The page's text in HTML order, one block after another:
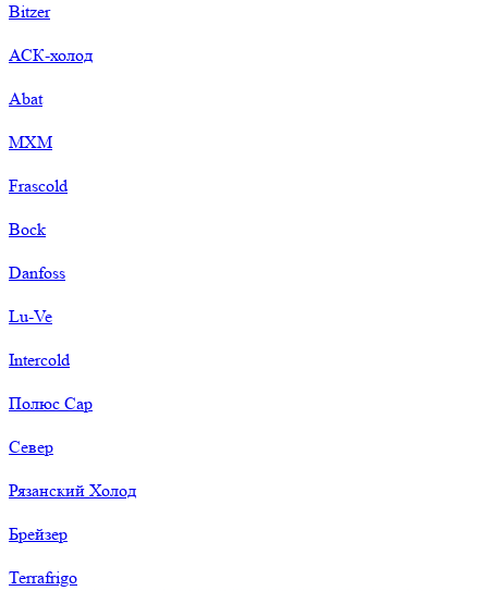
Bitzer
АСК-холод
Abat
МХМ
Frascold
Bock
Danfoss
Lu-Ve
Intercold
Полюс Сар
Север
Рязанский Холод
Брейзер
Terrafrigo